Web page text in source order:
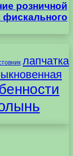
розничной
фискального
лапчатка